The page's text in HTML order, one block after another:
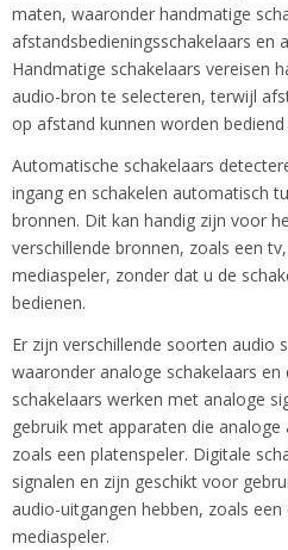
maten, waaronder handmatige
afstandsbedieningsschakelaars en
Handmatige schakelaars vereisen
audio-bron te selecteren, terwijl
op afstand kunnen worden
Automatische schakelaars
ingang en schakelen automatisch
bronnen. Dit kan handig zijn voor
verschillende bronnen, zoals een
mediaspeler, zonder dat u de
bedienen.
Er zijn verschillende soorten audio
waaronder analoge schakelaars en
schakelaars werken met analoge
gebruik met apparaten die
zoals een platenspeler. Digitale
signalen en zijn geschikt voor
audio-uitgangen hebben, zoals
mediaspeler.